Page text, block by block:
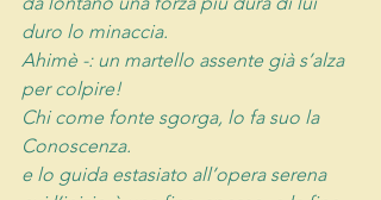
duro lo minaccia.
Ahimè -: un martello assente già s’alza
per colpire!
Chi come fonte sgorga, lo fa suo la
Conoscenza.
e lo guida estasiato all’opera serena